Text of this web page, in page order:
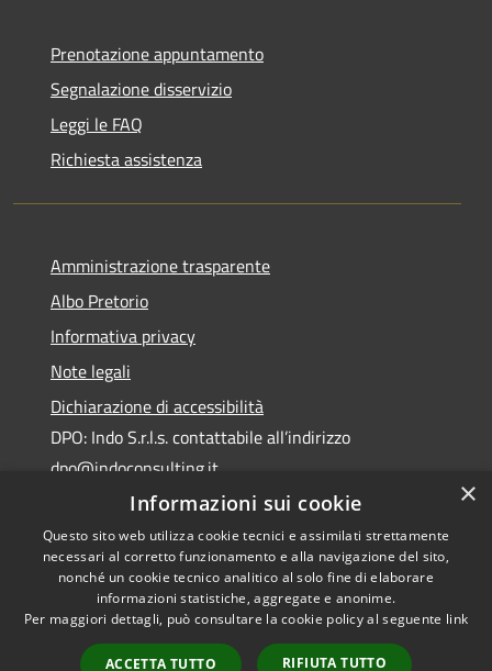
Prenotazione appuntamento
Segnalazione disservizio
Leggi le FAQ
Richiesta assistenza
Amministrazione trasparente
Albo Pretorio
Informativa privacy
Note legali
Dichiarazione di accessibilità
DPO: Indo S.r.l.s. contattabile all’indirizzo
dpo@indoconsulting.it
Accessibilità
Copyright © 2026 • Comune di
Cassano All'Ionio • Powered by
Municipium• Accesso
×
Informazioni sui cookie
Questo sito web utilizza cookie tecnici e assimilati strettamente
necessari al corretto funzionamento e alla navigazione del sito,
nonché un cookie tecnico analitico al solo fine di elaborare
informazioni statistiche, aggregate e anonime.
Per maggiori dettagli, può consultare la cookie policy al seguente link
ACCETTA TUTTO RIFIUTA TUTTO